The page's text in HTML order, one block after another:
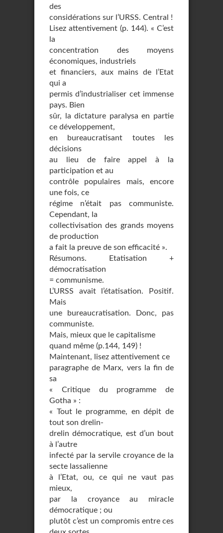
des
considérations sur l’URSS. Central !
Lisez attentivement (p. 144). « C’est
la
concentration des moyens
économiques, industriels
et financiers, aux mains de l’Etat
qui a
permis d’industrialiser cet immense
pays. Bien
sûr, la dictature paralysa en partie
ce développement,
en bureaucratisant toutes les
décisions
au lieu de faire appel à la
participation et au
contrôle populaires mais, encore
une fois, ce
régime n’était pas communiste.
Cependant, la
collectivisation des grands moyens
de production
a fait la preuve de son efficacité ».
Résumons. Etatisation +
démocratisation
= communisme.
L’URSS avait l’étatisation. Positif.
Mais
une bureaucratisation. Donc, pas
communiste.
Mais, mieux que le capitalisme
quand même (p.144, 149) !
Maintenant, lisez attentivement ce
paragraphe de Marx, vers la fin de
sa
« Critique du programme de
Gotha » :
« Tout le programme, en dépit de
tout son drelin-
drelin démocratique, est d’un bout
à l’autre
infecté par la servile croyance de la
secte lassalienne
à l’Etat, ou, ce qui ne vaut pas
mieux,
par la croyance au miracle
démocratique ; ou
plutôt c’est un compromis entre ces